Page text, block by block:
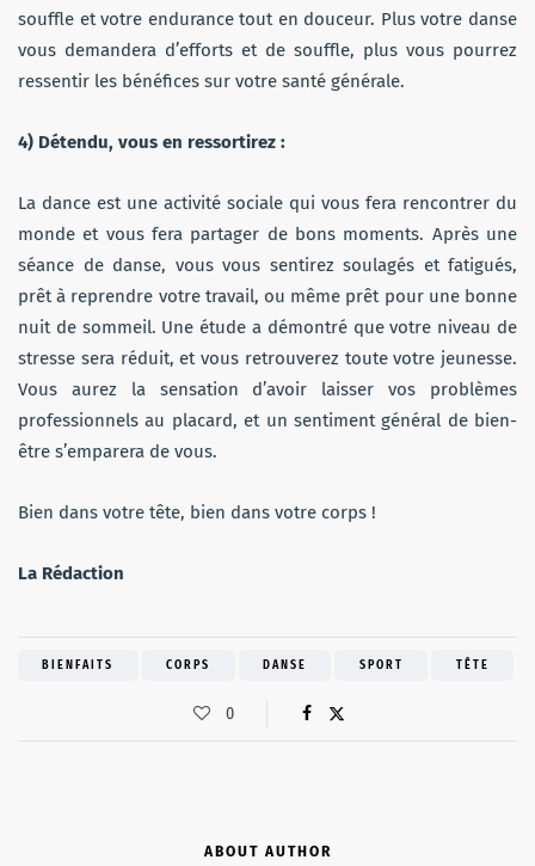
souffle et votre endurance tout en douceur. Plus votre danse
vous demandera d’efforts et de souffle, plus vous pourrez
ressentir les bénéfices sur votre santé générale.
4) Détendu, vous en ressortirez :
La dance est une activité sociale qui vous fera rencontrer du
monde et vous fera partager de bons moments. Après une
séance de danse, vous vous sentirez soulagés et fatigués,
prêt à reprendre votre travail, ou même prêt pour une bonne
nuit de sommeil. Une étude a démontré que votre niveau de
stresse sera réduit, et vous retrouverez toute votre jeunesse.
Vous aurez la sensation d’avoir laisser vos problèmes
professionnels au placard, et un sentiment général de bien-
être s’emparera de vous.
Bien dans votre tête, bien dans votre corps !
La Rédaction
BIENFAITS CORPS DANSE SPORT TÊTE
0
ABOUT AUTHOR